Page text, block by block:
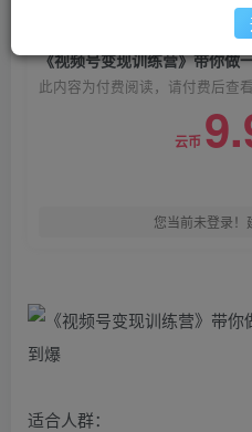
《视频号变现训练营》带你做
此内容为付费阅读，请付费后查看
云币
您当前未登录！
适合人群：